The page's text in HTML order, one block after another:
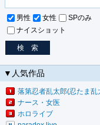
男性 女性
SPのみ
ナイスショット
▼人気作品
落第忍者乱太郎(忍たま乱
ナース・女医
ホロライブ